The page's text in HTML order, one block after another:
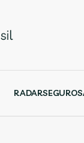
RADARSEGUROS